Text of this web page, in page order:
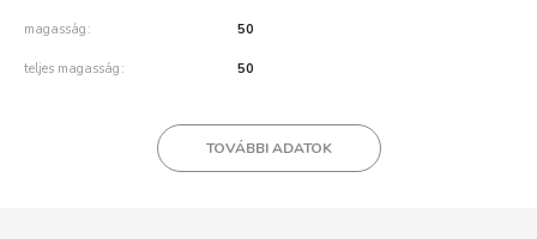
magasság 50
teljes magasság 50
TOVÁBBI ADATOK